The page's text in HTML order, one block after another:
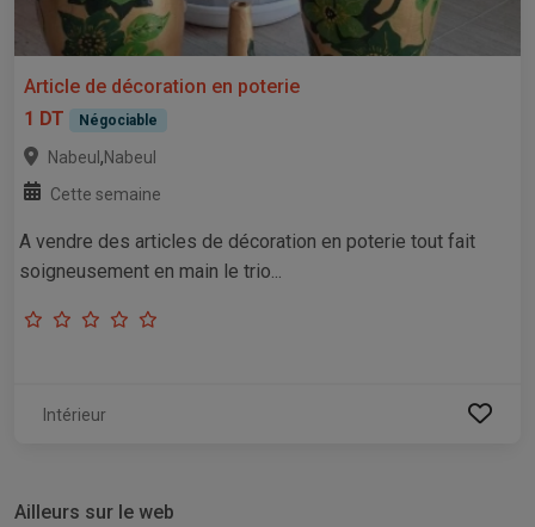
Article de décoration en poterie
1 DT
Négociable
Nabeul ,Nabeul
Cette semaine
A vendre des articles de décoration en poterie tout fait
soigneusement en main le trio...
Intérieur
Ailleurs sur le web